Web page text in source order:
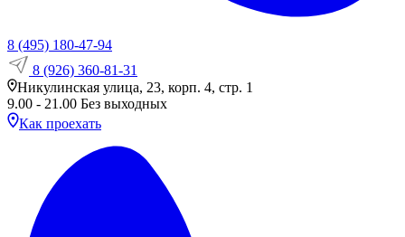
8 (495) 180-47-94
8 (926) 360-81-31
Никулинская улица, 23, корп. 4, стр. 1
9.00 - 21.00 Без выходных
Как проехать